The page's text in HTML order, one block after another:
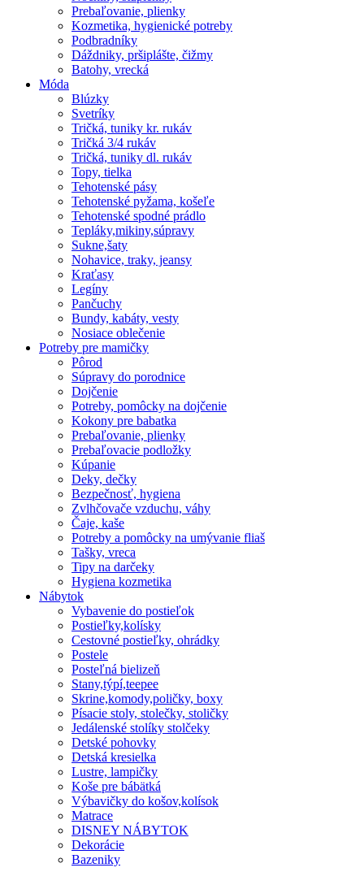
Prebaľovanie, plienky
Kozmetika, hygienické potreby
Podbradníky
Dáždniky, pršiplášte, čižmy
Batohy, vrecká
Móda
Blúzky
Svetríky
Tričká, tuniky kr. rukáv
Tričká 3/4 rukáv
Tričká, tuniky dl. rukáv
Topy, tielka
Tehotenské pásy
Tehotenské pyžama, košeľe
Tehotenské spodné prádlo
Tepláky,mikiny,súpravy
Sukne,šaty
Nohavice, traky, jeansy
Kraťasy
Legíny
Pančuchy
Bundy, kabáty, vesty
Nosiace oblečenie
Potreby pre mamičky
Pôrod
Súpravy do porodnice
Dojčenie
Potreby, pomôcky na dojčenie
Kokony pre babatka
Prebaľovanie, plienky
Prebaľovacie podložky
Kúpanie
Deky, dečky
Bezpečnosť, hygiena
Zvlhčovače vzduchu, váhy
Čaje, kaše
Potreby a pomôcky na umývanie fliaš
Tašky, vreca
Tipy na darčeky
Hygiena kozmetika
Nábytok
Vybavenie do postieľok
Postieľky,kolísky
Cestovné postieľky, ohrádky
Postele
Posteľná bielizeň
Stany,týpí,teepee
Skrine,komody,poličky, boxy
Písacie stoly, stolečky, stoličky
Jedálenské stolíky stolčeky
Detské pohovky
Detská kresielka
Lustre, lampičky
Koše pre bábätká
Výbavičky do košov,kolísok
Matrace
DISNEY NÁBYTOK
Dekorácie
Bazeniky